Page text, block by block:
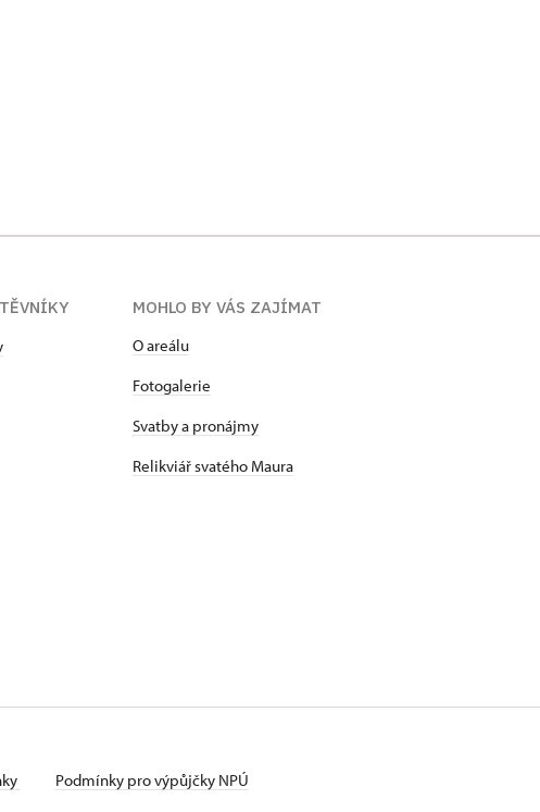
MOHLO BY VÁS ZAJÍMAT
O areálu
Fotogalerie
Svatby a pronájmy
Relikviář svatého Maura
Podmínky pro výpůjčky NPÚ